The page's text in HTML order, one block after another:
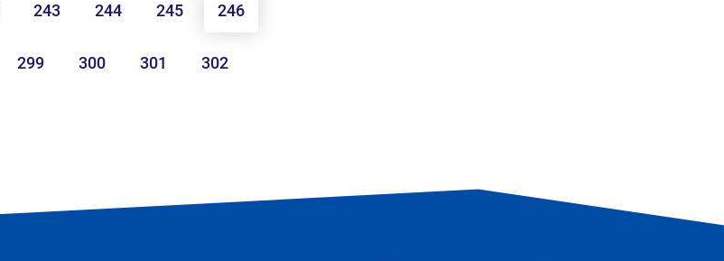
243 244 245 246
299 300 301 302